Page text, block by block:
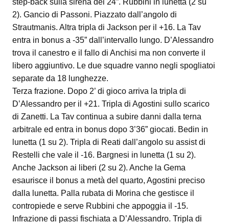
step-back sulla sirena dei 24”. Rubbini in lunetta (2 su
2). Gancio di Passoni. Piazzato dall’angolo di
Strautmanis. Altra tripla di Jackson per il +16. La Tav
entra in bonus a -35” dall’intervallo lungo. D’Alessandro
trova il canestro e il fallo di Anchisi ma non converte il
libero aggiuntivo. Le due squadre vanno negli spogliatoi
separate da 18 lunghezze.
Terza frazione. Dopo 2’ di gioco arriva la tripla di
D’Alessandro per il +21. Tripla di Agostini sullo scarico
di Zanetti. La Tav continua a subire danni dalla terna
arbitrale ed entra in bonus dopo 3’36” giocati. Bedin in
lunetta (1 su 2). Tripla di Reati dall’angolo su assist di
Restelli che vale il -16. Bargnesi in lunetta (1 su 2).
Anche Jackson ai liberi (2 su 2). Anche la Gema
esaurisce il bonus a metà del quarto, Agostini preciso
dalla lunetta. Palla rubata di Morina che gestisce il
contropiede e serve Rubbini che appoggia il -15.
Infrazione di passi fischiata a D’Alessandro. Tripla di